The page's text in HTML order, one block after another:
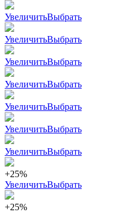
УвеличитьВыбрать
УвеличитьВыбрать
УвеличитьВыбрать
УвеличитьВыбрать
УвеличитьВыбрать
УвеличитьВыбрать
УвеличитьВыбрать
+25%
УвеличитьВыбрать
+25%